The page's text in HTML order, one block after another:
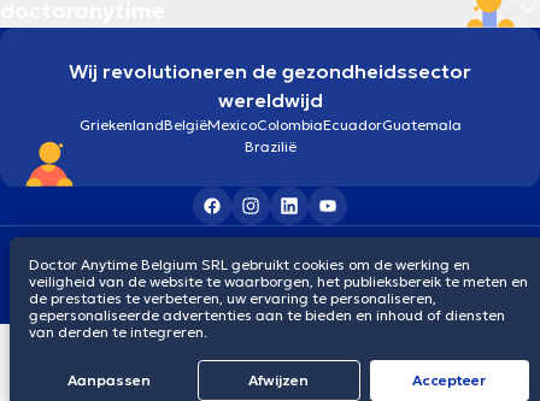
Wij revolutioneren de gezondheidssector
wereldwijd
GriekenlandBelgiëMexicoColombiaEcuadorGuatemala
Brazilië
© 2026 doctoranytime
Doctor Anytime Belgium SRL gebruikt cookies om de werking en
veiligheid van de website te waarborgen, het publieksbereik te meten en
de prestaties te verbeteren, uw ervaring te personaliseren,
gepersonaliseerde advertenties aan te bieden en inhoud of diensten
van derden te integreren.
Aanpassen Afwijzen Αccepteer